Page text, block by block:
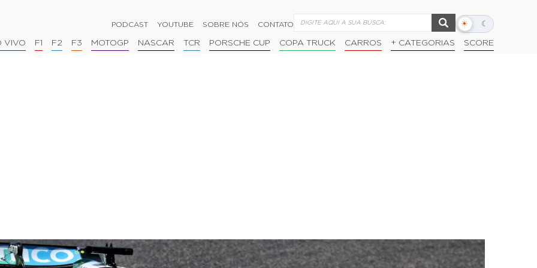
PODCAST YOUTUBE SOBRE NÓS CONTATO ☀ ☾
Alternar
escuro
VIVO F1 F2 F3 MOTOGP NASCAR TCR PORSCHE CUP COPA TRUCK CARROS + CATEGORIAS SCORE